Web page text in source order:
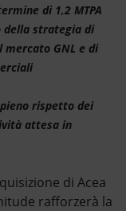
di 1,2 MTPA
della strategia di
mercato GNL e di
rispetto dei
attesa in
di Acea
rafforzerà la